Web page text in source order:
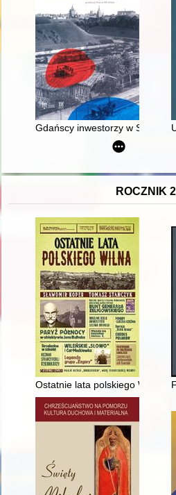
Gdańscy inwestorzy w Sopocie
ROCZNIK
Ostatnie lata polskiego Wilna